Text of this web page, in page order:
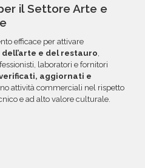
il Settore Arte e
efficace per attivare
e del restauro,
laboratori e fornitori
aggiornati e
attività commerciali nel rispetto
e ad alto valore culturale.